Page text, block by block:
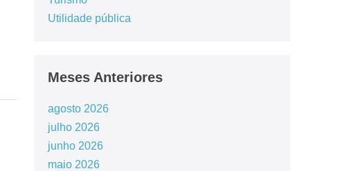
Utilidade pública
Meses Anteriores
agosto 2026
julho 2026
junho 2026
maio 2026